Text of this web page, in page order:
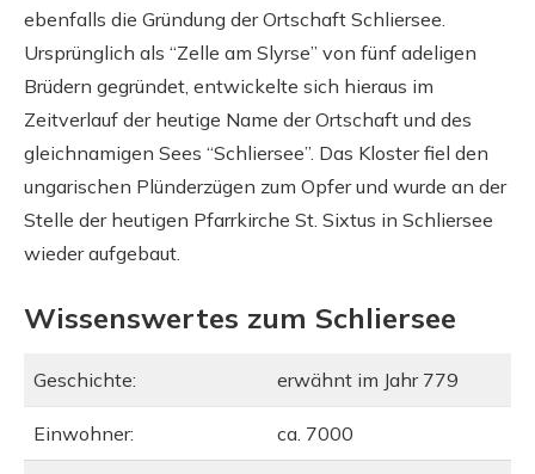
ebenfalls die Gründung der Ortschaft Schliersee.
Ursprünglich als “Zelle am Slyrse” von fünf adeligen
Brüdern gegründet, entwickelte sich hieraus im
Zeitverlauf der heutige Name der Ortschaft und des
gleichnamigen Sees “Schliersee”. Das Kloster fiel den
ungarischen Plünderzügen zum Opfer und wurde an der
Stelle der heutigen Pfarrkirche St. Sixtus in Schliersee
wieder aufgebaut.
Wissenswertes zum Schliersee
Geschichte: erwähnt im Jahr 779
Einwohner: ca. 7000